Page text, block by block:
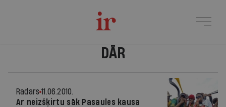
DĀR
Radars 11.06.2010.
Ar neizšķirtu sāk Pasaules kausa